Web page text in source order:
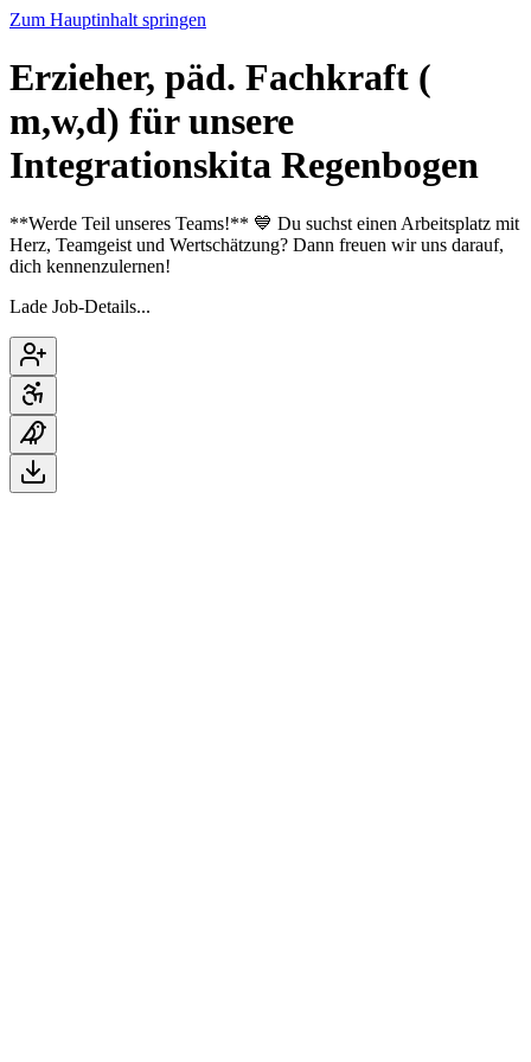
Zum Hauptinhalt springen
Erzieher, päd. Fachkraft (
m,w,d) für unsere
Integrationskita Regenbogen
**Werde Teil unseres Teams!** 💙 Du suchst einen Arbeitsplatz mit
Herz, Teamgeist und Wertschätzung? Dann freuen wir uns darauf,
dich kennenzulernen!
Lade Job-Details...